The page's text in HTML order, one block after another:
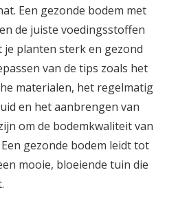
Een gezonde bodem met
de juiste voedingsstoffen
planten sterk en gezond
van de tips zoals het
materialen, het regelmatig
en het aanbrengen van
om de bodemkwaliteit van
gezonde bodem leidt tot
mooie, bloeiende tuin die